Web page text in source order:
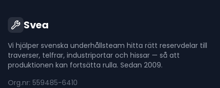
Svea
Vi hjälper svenska underhållsteam hitta rätt reservdelar till
traverser, telfrar, industriportar och hissar — så att
produktionen kan fortsätta rulla. Sedan 2009.
Org.nr: 559485-6410